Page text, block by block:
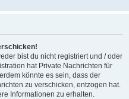
bist du nicht registriert und / oder
hat Private Nachrichten für
könnte es sein, dass der
zu verschicken, entzogen hat.
Informationen zu erhalten.